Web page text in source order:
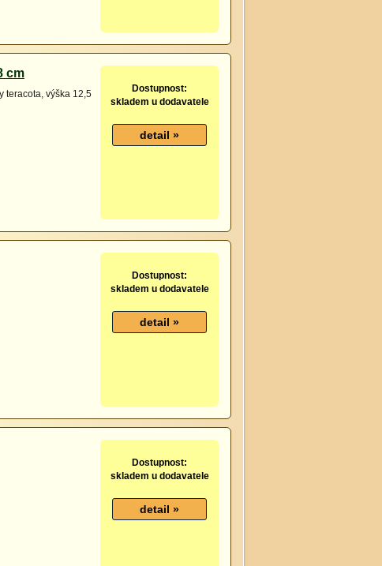
cm
teracota, výška 12,5
Dostupnost:
skladem u dodavatele
Dostupnost:
skladem u dodavatele
Dostupnost:
skladem u dodavatele